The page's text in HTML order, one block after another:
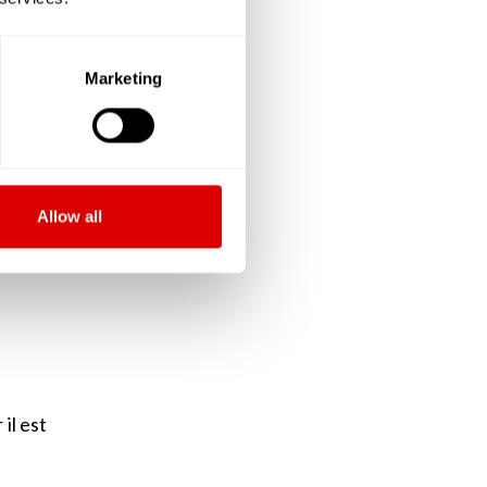
Marketing
Allow all
fois
sa
vie
il est